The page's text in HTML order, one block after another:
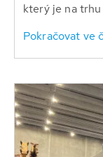
který je na
Pokračovat ve